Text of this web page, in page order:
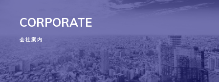
CORPORATE
会社案内